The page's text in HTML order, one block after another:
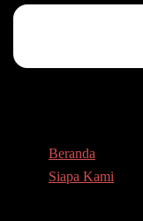
Beranda
Siapa Kami